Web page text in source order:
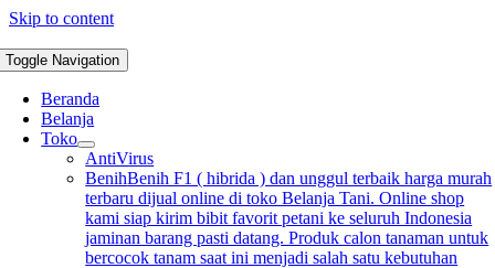
Skip to content
Toggle Navigation
Beranda
Belanja
Toko
AntiVirus
BenihBenih F1 ( hibrida ) dan unggul terbaik harga murah
terbaru dijual online di toko Belanja Tani. Online shop
kami siap kirim bibit favorit petani ke seluruh Indonesia
jaminan barang pasti datang. Produk calon tanaman untuk
bercocok tanam saat ini menjadi salah satu kebutuhan